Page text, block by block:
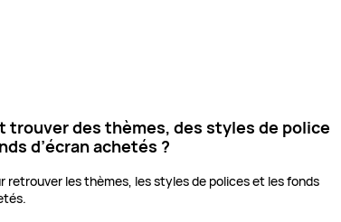
trouver des thèmes, des styles de police
d’écran achetés ?
retrouver les thèmes, les styles de polices et les fonds